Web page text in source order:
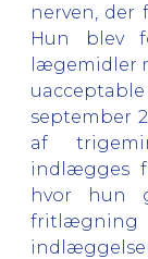
nerven, der
Hun blev
lægemidler
september
af
indlægges
hvor hun
fritlægning